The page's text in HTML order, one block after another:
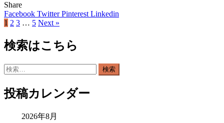
Share
Facebook TwitterPinterest Linkedin
1 2 3 … 5 Next »
検索はこちら
検
投稿カレンダー
2026年8月